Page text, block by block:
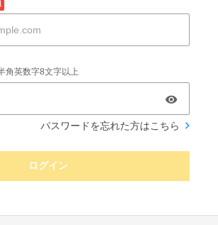
角英数字8文字以上
パスワードを忘れた方はこちら
ログイン